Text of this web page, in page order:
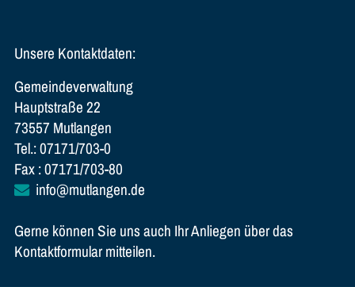
Unsere Kontaktdaten:
Gemeindeverwaltung
Hauptstraße 22
73557 Mutlangen
Tel.: 07171/703-0
Fax : 07171/703-80
info@mutlangen.de
Gerne können Sie uns auch Ihr Anliegen über das
Kontaktformular mitteilen.